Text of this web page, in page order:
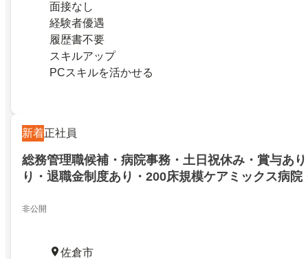
面接なし
経験者優遇
履歴書不要
スキルアップ
PCスキルを活かせる
新着正社員
総務管理職候補・病院事務・土日祝休み・賞与あ
り・退職金制度あり・200床規模ケアミックス病院
非公開
佐倉市